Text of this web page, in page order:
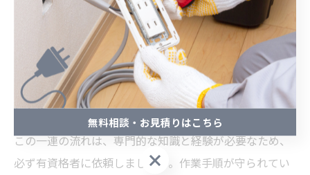
気使用状況に合っているかを事前に確認し、正確に接続
します。設置後は、配線の締め付けや固定が適切かを再
確認し、主電源を戻して動作確認を行います。すべての
回路が正常に動作することを確認したうえで、作業完了
となります。
この一連の流れは、専門的な知識と経験が必要なため、
必ず有資格者に依頼しましょう。作業手順が守られてい
無料相談・お見積りはこちら
無料相談・お見積りはこちら